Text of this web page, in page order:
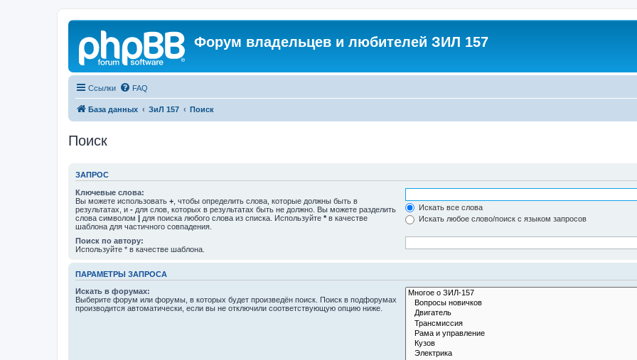
Форум владельцев и любителей ЗИЛ 157
Ссылки FAQ
База данных ЗиЛ 157 Поиск
Поиск
ЗАПРОС
Ключевые слова:
Вы можете использовать + , чтобы определить слова, которые должны быть в
результатах, и - для слов, которых в результатах быть не должно. Вы можете разделить
слова символом | для поиска любого слова из списка. Используйте * в качестве
шаблона для частичного совпадения.
Искать все слова
Искать любое слово/поиск с языком запросов
Поиск по автору:
Используйте * в качестве шаблона.
ПАРАМЕТРЫ ЗАПРОСА
Искать в форумах:
Выберите форум или форумы, в которых будет произведён поиск. Поиск в подфорумах
производится автоматически, если вы не отключили соответствующую опцию ниже.